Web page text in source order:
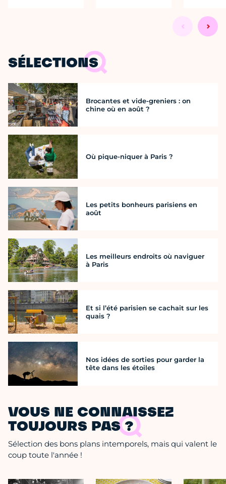
SÉLECTIONS
Brocantes et vide-greniers : on
chine où en août ?
Où pique-niquer à Paris ?
Les petits bonheurs parisiens en
août
Les meilleurs endroits où naviguer
à Paris
Et si l’été parisien se cachait sur les
quais ?
Nos idées de sorties pour garder la
tête dans les étoiles
VOUS NE CONNAISSEZ
TOUJOURS PAS ?
Sélection des bons plans intemporels, mais qui valent le
coup toute l'année !